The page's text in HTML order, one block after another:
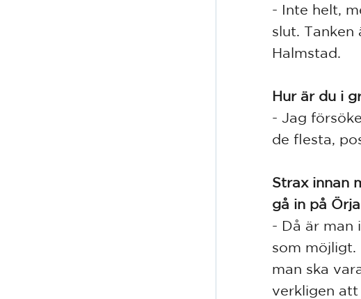
- Inte helt,
slut.
Halmstad.
Hur är du i
- Jag
de flesta,
Strax innan
gå in på
- Då är man
som möjligt.
man ska
verkligen